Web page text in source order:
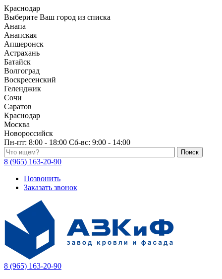
Краснодар
Выберите Ваш город из списка
Анапа
Анапская
Апшеронск
Астрахань
Батайск
Волгоград
Воскресенский
Геленджик
Сочи
Саратов
Краснодар
Москва
Новороссийск
Пн-пт: 8:00 - 18:00 Сб-вс: 9:00 - 14:00
Поиск по каталогу
8 (965) 163-20-90
Позвонить
Заказать звонок
8 (965) 163-20-90